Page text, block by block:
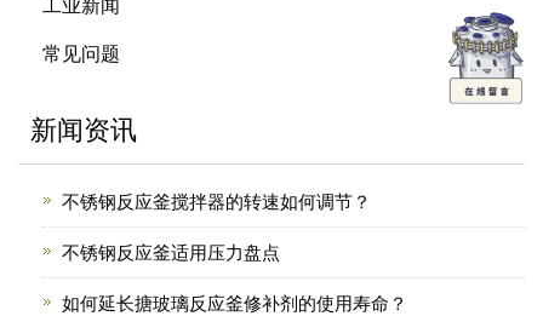
工业新闻
常见问题
新闻资讯
不锈钢反应釜搅拌器的转速如何调节？
不锈钢反应釜适用压力盘点
如何延长搪玻璃反应釜修补剂的使用寿命？